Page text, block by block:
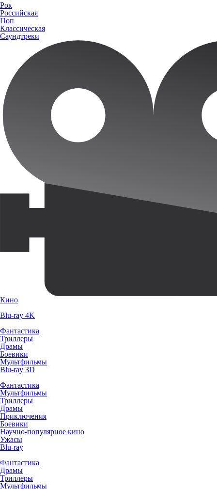
Рок
Российская
Поп
Классическая
Саундтреки
Кино
Blu-ray 4K
Фантастика
Триллеры
Драмы
Боевики
Мультфильмы
Blu-ray 3D
Фантастика
Мультфильмы
Триллеры
Драмы
Приключения
Боевики
Научно-популярное кино
Ужасы
Blu-ray
Фантастика
Драмы
Триллеры
Мультфильмы